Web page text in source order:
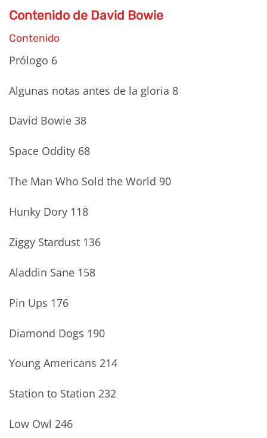
Contenido de David Bowie
Contenido
Prólogo 6
Algunas notas antes de la gloria 8
David Bowie 38
Space Oddity 68
The Man Who Sold the World 90
Hunky Dory 118
Ziggy Stardust 136
Aladdin Sane 158
Pin Ups 176
Diamond Dogs 190
Young Americans 214
Station to Station 232
Low Owl 246